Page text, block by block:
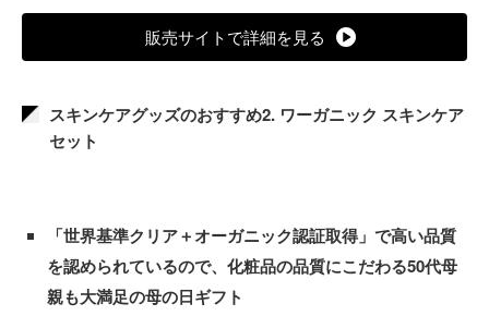
販売サイトで詳細を見る
スキンケアグッズのおすすめ2. ワーガニック スキンケア
セット
「世界基準クリア＋オーガニック認証取得」で高い品質
を認められているので、化粧品の品質にこだわる50代母
親も大満足の母の日ギフト